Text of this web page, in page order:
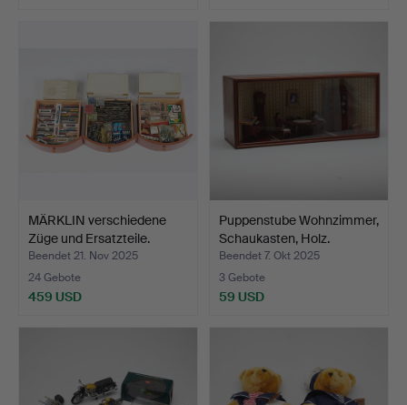
MÄRKLIN verschiedene
Züge und Ersatzteile.
Beendet 21. Nov 2025
24 Gebote
459 USD
Puppenstube Wohnzimmer,
Schaukasten, Holz.
Beendet 7. Okt 2025
3 Gebote
59 USD